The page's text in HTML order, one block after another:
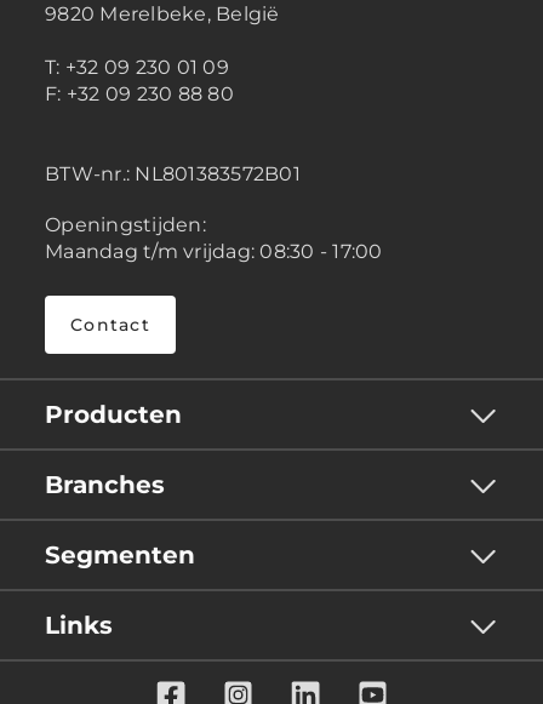
9820 Merelbeke, België
T: +32 09 230 01 09
F: +32 09 230 88 80
BTW-nr.: NL801383572B01
Openingstijden:
Maandag t/m vrijdag: 08:30 - 17:00
Contact
Producten
Branches
Segmenten
Links